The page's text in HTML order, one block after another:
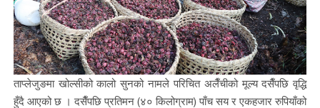
ताप्लेजुङमा खोल्सीको कालो सुनको नामले परिचित अलैँचीको मूल्य दसैँपछि वृद्धि
हुँदै आएको छ । दसैँपछि प्रतिमन (४० किलोग्राम) पाँच सय र एकहजार रुपियाँको